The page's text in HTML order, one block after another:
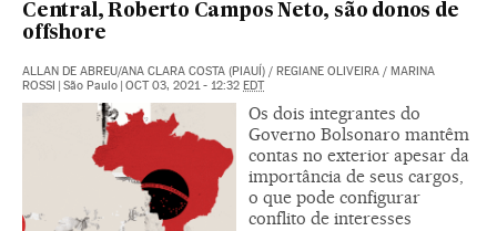
Central, Roberto Campos Neto, são donos de
offshore
ALLAN DE ABREU/ANA CLARA COSTA (PIAUÍ) / REGIANE OLIVEIRA / MARINA
ROSSI | São Paulo | OCT 03, 2021 - 12:32 EDT
Os dois integrantes do
Governo Bolsonaro mantêm
contas no exterior apesar da
importância de seus cargos,
o que pode configurar
conflito de interesses